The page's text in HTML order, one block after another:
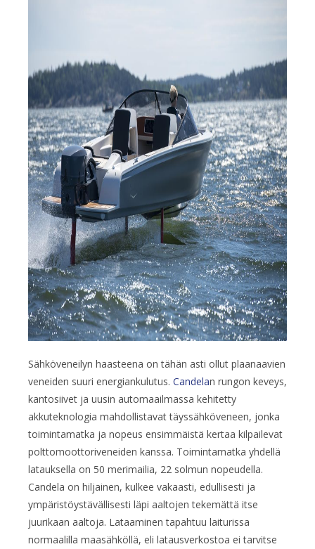
Sähköveneilyn haasteena on tähän asti ollut plaanaavien
veneiden suuri energiankulutus. Candelan rungon keveys,
kantosiivet ja uusin automaailmassa kehitetty
akkuteknologia mahdollistavat täyssähköveneen, jonka
toimintamatka ja nopeus ensimmäistä kertaa kilpailevat
polttomoottoriveneiden kanssa. Toimintamatka yhdellä
latauksella on 50 merimailia, 22 solmun nopeudella.
Candela on hiljainen, kulkee vakaasti, edullisesti ja
ympäristöystävällisesti läpi aaltojen tekemättä itse
juurikaan aaltoja. Lataaminen tapahtuu laiturissa
normaalilla maasähköllä, eli latausverkostoa ei tarvitse